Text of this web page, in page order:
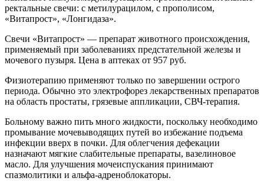
ректальные свечи: с метилурацилом, с прополисом,
«Витапрост», «Лонгидаза».
Свечи «Витапрост» — препарат животного происхождения,
применяемый при заболеваниях предстательной железы и
мочевого пузыря. Цена в аптеках от 957 руб.
Физиотерапию применяют только по завершении острого
периода. Обычно это электрофорез лекарственных препаратов
на область простаты, грязевые аппликации, СВЧ-терапия.
Больному важно пить много жидкости, поскольку необходимо
промывание мочевыводящих путей во избежание подъема
инфекции вверх в почки. Для облегчения дефекации
назначают мягкие слабительные препараты, вазелиновое
масло. Для улучшения мочеиспускания принимают
спазмолитики и альфа-адреноблокаторы.